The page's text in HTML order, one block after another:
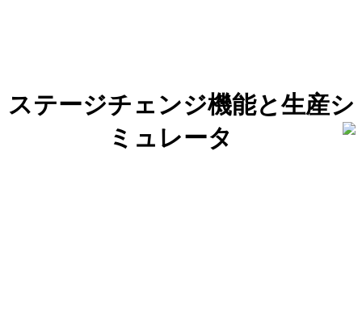
ステージチェンジ機能と生産シ
ミュレータ